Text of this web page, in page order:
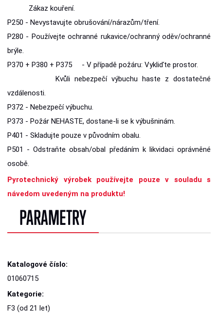
Zákaz kouření.
P250 - Nevystavujte obrušování/nárazům/tření.
P280 - Používejte ochranné rukavice/ochranný oděv/ochranné
brýle.
P370 + P380 + P375 - V případě požáru: Vykliďte prostor.
Kvůli nebezpečí výbuchu haste z dostatečné
vzdálenosti.
P372 - Nebezpečí výbuchu.
P373 - Požár NEHASTE, dostane-li se k výbušninám.
P401 - Skladujte pouze v původním obalu.
P501 - Odstraňte obsah/obal předáním k likvidaci oprávněné
osobě.
Pyrotechnický výrobek používejte pouze v souladu s
návedom uvedeným na produktu!
PARAMETRY
Katalogové číslo:
01060715
Kategorie:
F3 (od 21 let)